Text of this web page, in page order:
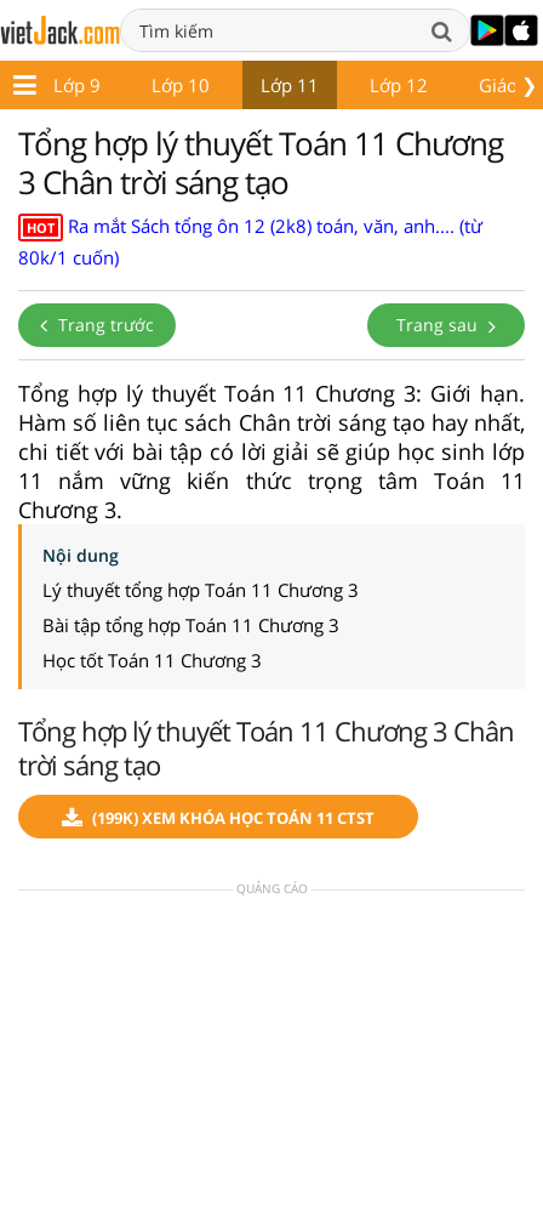
❯
Lớp 9 Lớp 10 Lớp 11 Lớp 12 Giáo
Tổng hợp lý thuyết Toán 11 Chương
3 Chân trời sáng tạo
HOT
Ra mắt Sách tổng ôn 12 (2k8) toán, văn, anh.... (từ
80k/1 cuốn)
Trang trước Trang sau
Tổng hợp lý thuyết Toán 11 Chương 3: Giới hạn.
Hàm số liên tục sách Chân trời sáng tạo hay nhất,
chi tiết với bài tập có lời giải sẽ giúp học sinh lớp
11 nắm vững kiến thức trọng tâm Toán 11
Chương 3.
Nội dung
Lý thuyết tổng hợp Toán 11 Chương 3
Bài tập tổng hợp Toán 11 Chương 3
Học tốt Toán 11 Chương 3
Tổng hợp lý thuyết Toán 11 Chương 3 Chân
trời sáng tạo
(199K) XEM KHÓA HỌC TOÁN 11 CTST
QUẢNG CÁO